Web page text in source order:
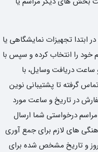
تجهیزات نمایشگاهی یا
خود را انتخاب کرده و سپس با
ساعت دریافت وسایل، با
های ۶۶۸۳۶۵۸۰-۰۲۱، ۸۸۹۱۴۲۷۱-۰۲۱ تماس گرفته تا پشتیبانی نوین
در تاریخ و ساعت مورد
درخواستی شما ارسال
های لازم برای جمع آوری
روز و تاریخ مشخص شده برای